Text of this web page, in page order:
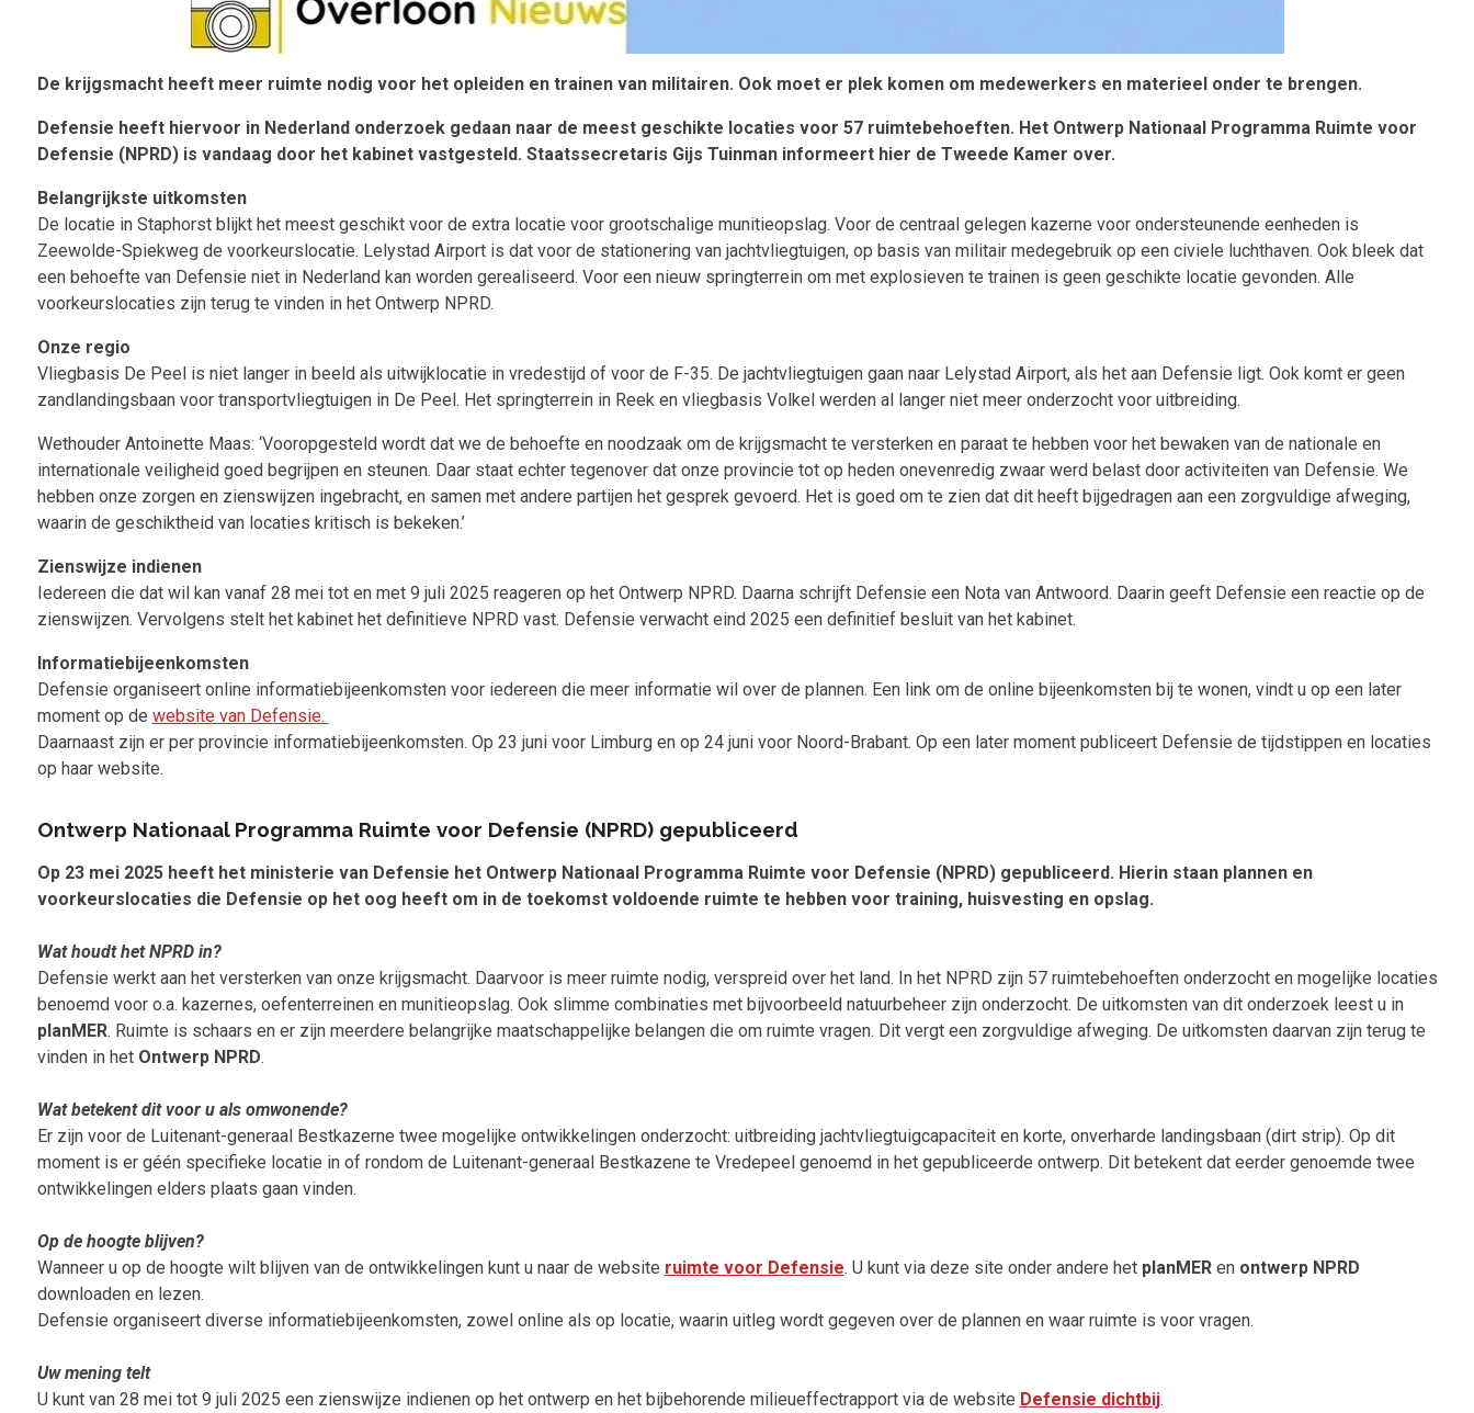
De krijgsmacht heeft meer ruimte nodig voor het opleiden en trainen van militairen. Ook moet er plek komen om medewerkers en materieel onder te brengen.
Defensie heeft hiervoor in Nederland onderzoek gedaan naar de meest geschikte locaties voor 57 ruimtebehoeften. Het Ontwerp Nationaal Programma Ruimte voor
Defensie (NPRD) is vandaag door het kabinet vastgesteld. Staatssecretaris Gijs Tuinman informeert hier de Tweede Kamer over.
Belangrijkste uitkomsten
De locatie in Staphorst blijkt het meest geschikt voor de extra locatie voor grootschalige munitieopslag. Voor de centraal gelegen kazerne voor ondersteunende eenheden is
Zeewolde-Spiekweg de voorkeurslocatie. Lelystad Airport is dat voor de stationering van jachtvliegtuigen, op basis van militair medegebruik op een civiele luchthaven. Ook bleek dat
een behoefte van Defensie niet in Nederland kan worden gerealiseerd. Voor een nieuw springterrein om met explosieven te trainen is geen geschikte locatie gevonden. Alle
voorkeurslocaties zijn terug te vinden in het Ontwerp NPRD.
Onze regio
Vliegbasis De Peel is niet langer in beeld als uitwijklocatie in vredestijd of voor de F-35. De jachtvliegtuigen gaan naar Lelystad Airport, als het aan Defensie ligt. Ook komt er geen
zandlandingsbaan voor transportvliegtuigen in De Peel. Het springterrein in Reek en vliegbasis Volkel werden al langer niet meer onderzocht voor uitbreiding.
Wethouder Antoinette Maas: ‘Vooropgesteld wordt dat we de behoefte en noodzaak om de krijgsmacht te versterken en paraat te hebben voor het bewaken van de nationale en
internationale veiligheid goed begrijpen en steunen. Daar staat echter tegenover dat onze provincie tot op heden onevenredig zwaar werd belast door activiteiten van Defensie. We
hebben onze zorgen en zienswijzen ingebracht, en samen met andere partijen het gesprek gevoerd. Het is goed om te zien dat dit heeft bijgedragen aan een zorgvuldige afweging,
waarin de geschiktheid van locaties kritisch is bekeken.’
Zienswijze indienen
Iedereen die dat wil kan vanaf 28 mei tot en met 9 juli 2025 reageren op het Ontwerp NPRD. Daarna schrijft Defensie een Nota van Antwoord. Daarin geeft Defensie een reactie op de
zienswijzen. Vervolgens stelt het kabinet het definitieve NPRD vast. Defensie verwacht eind 2025 een definitief besluit van het kabinet.
Informatiebijeenkomsten
Defensie organiseert online informatiebijeenkomsten voor iedereen die meer informatie wil over de plannen. Een link om de online bijeenkomsten bij te wonen, vindt u op een later
moment op de website van Defensie.
Daarnaast zijn er per provincie informatiebijeenkomsten. Op 23 juni voor Limburg en op 24 juni voor Noord-Brabant. Op een later moment publiceert Defensie de tijdstippen en locaties
op haar website.
Ontwerp Nationaal Programma Ruimte voor Defensie (NPRD) gepubliceerd
Op 23 mei 2025 heeft het ministerie van Defensie het Ontwerp Nationaal Programma Ruimte voor Defensie (NPRD) gepubliceerd. Hierin staan plannen en
voorkeurslocaties die Defensie op het oog heeft om in de toekomst voldoende ruimte te hebben voor training, huisvesting en opslag.
Wat houdt het NPRD in?
Defensie werkt aan het versterken van onze krijgsmacht. Daarvoor is meer ruimte nodig, verspreid over het land. In het NPRD zijn 57 ruimtebehoeften onderzocht en mogelijke locaties
benoemd voor o.a. kazernes, oefenterreinen en munitieopslag. Ook slimme combinaties met bijvoorbeeld natuurbeheer zijn onderzocht. De uitkomsten van dit onderzoek leest u in
planMER. Ruimte is schaars en er zijn meerdere belangrijke maatschappelijke belangen die om ruimte vragen. Dit vergt een zorgvuldige afweging. De uitkomsten daarvan zijn terug te
vinden in het Ontwerp NPRD.
Wat betekent dit voor u als omwonende?
Er zijn voor de Luitenant-generaal Bestkazerne twee mogelijke ontwikkelingen onderzocht: uitbreiding jachtvliegtuigcapaciteit en korte, onverharde landingsbaan (dirt strip). Op dit
moment is er géén specifieke locatie in of rondom de Luitenant-generaal Bestkazene te Vredepeel genoemd in het gepubliceerde ontwerp. Dit betekent dat eerder genoemde twee
ontwikkelingen elders plaats gaan vinden.
Op de hoogte blijven?
Wanneer u op de hoogte wilt blijven van de ontwikkelingen kunt u naar de website ruimte voor Defensie. U kunt via deze site onder andere het planMERen ontwerp NPRD
downloaden en lezen.
Defensie organiseert diverse informatiebijeenkomsten, zowel online als op locatie, waarin uitleg wordt gegeven over de plannen en waar ruimte is voor vragen.
Uw mening telt
U kunt van 28 mei tot 9 juli 2025 een zienswijze indienen op het ontwerp en het bijbehorende milieueffectrapport via de website Defensie dichtbij.